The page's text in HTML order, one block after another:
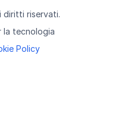
diritti riservati.
la tecnologia
Policy